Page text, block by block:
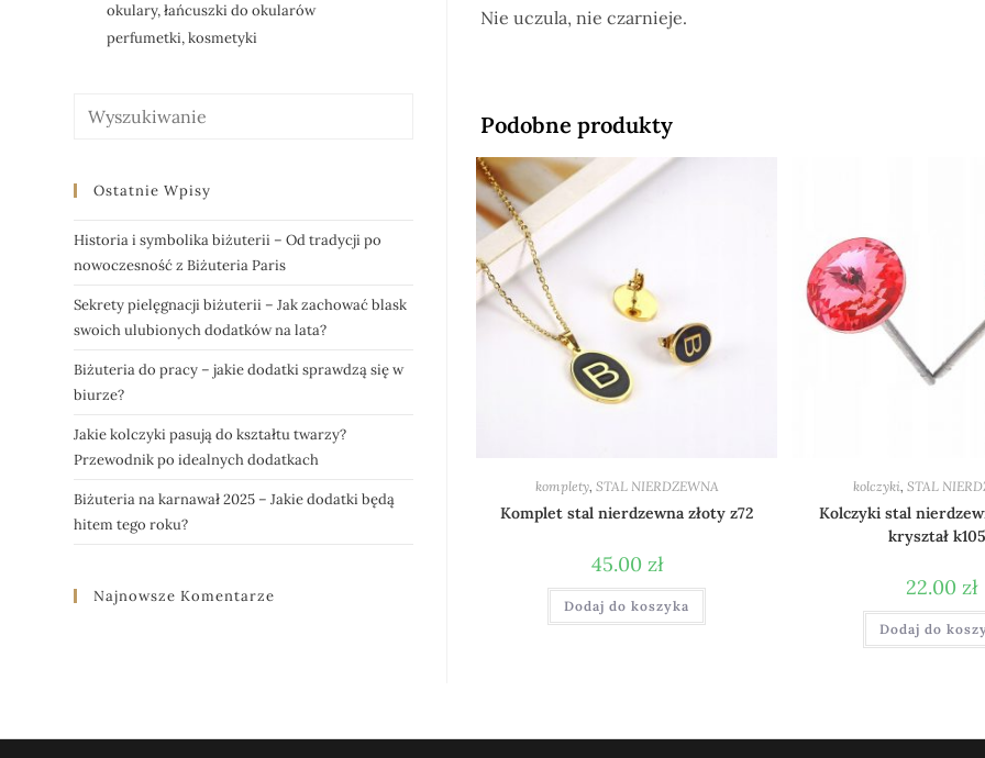
Nie uczula, nie czarnieje.
Podobne produkty
komplety, STAL NIERDZEWNA
Komplet stal nierdzewna złoty z72
45.00 zł
Dodaj do koszyka
kolczyki ,STAL
Kolczyki stal
kryształ
22.00zł
Dodaj do
okulary, łańcuszki do okularów
perfumetki, kosmetyki
Ostatnie Wpisy
Historia i symbolika biżuterii – Od tradycji po
nowoczesność z Biżuteria Paris
Sekrety pielęgnacji biżuterii – Jak zachować blask
swoich ulubionych dodatków na lata?
Biżuteria do pracy – jakie dodatki sprawdzą się w
biurze?
Jakie kolczyki pasują do kształtu twarzy?
Przewodnik po idealnych dodatkach
Biżuteria na karnawał 2025 – Jakie dodatki będą
hitem tego roku?
Najnowsze Komentarze